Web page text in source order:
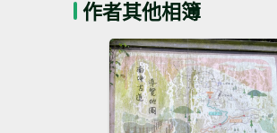
作者其他相簿